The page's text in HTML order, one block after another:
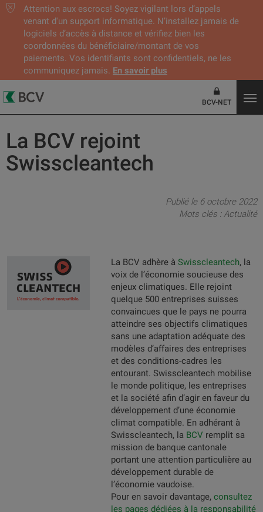
Attention aux escrocs! Soyez vigilant lors d’appels
venant d'un support informatique. N’installez jamais de
logiciels d’accès à distance et vérifiez bien les
coordonnées du bénéficiaire/montant de vos
paiements. Vos identifiants sont confidentiels, ne les
communiquez jamais. En savoir plus
BCV-NET
La BCV rejoint
Swisscleantech
Publié le 6 octobre 2022
Mots clés :Actualité
La BCV adhère à Swisscleantech, la
voix de l’économie soucieuse des
enjeux climatiques. Elle rejoint
quelque 500 entreprises suisses
convaincues que le pays ne pourra
atteindre ses objectifs climatiques
sans une adaptation adéquate des
modèles d’affaires des entreprises
et des conditions-cadres les
entourant. Swisscleantech mobilise
le monde politique, les entreprises
et la société afin d’agir en faveur du
développement d’une économie
climat compatible. En adhérant à
Swisscleantech, la BCV remplit sa
mission de banque cantonale
portant une attention particulière au
développement durable de
l’économie vaudoise.
Pour en savoir davantage, consultez
les pages dédiées à la responsabilité